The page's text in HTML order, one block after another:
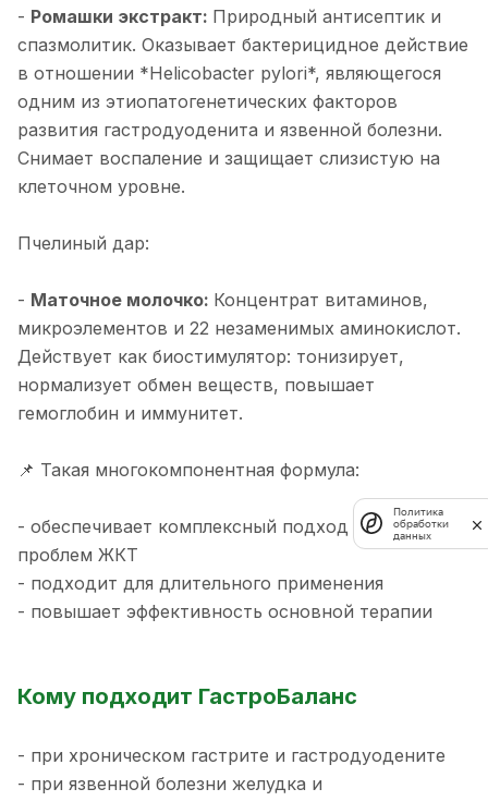
- Ромашки экстракт: Природный антисептик и
спазмолитик. Оказывает бактерицидное действие
в отношении *Helicobacter pylori*, являющегося
одним из этиопатогенетических факторов
развития гастродуоденита и язвенной болезни.
Снимает воспаление и защищает слизистую на
клеточном уровне.
Пчелиный дар:
- Маточное молочко: Концентрат витаминов,
микроэлементов и 22 незаменимых аминокислот.
Действует как биостимулятор: тонизирует,
нормализует обмен веществ, повышает
гемоглобин и иммунитет.
📌 Такая многокомпонентная формула:
- обеспечивает комплексный подход к лечению
проблем ЖКТ
- подходит для длительного применения
- повышает эффективность основной терапии
Кому подходит ГастроБаланс
- при хроническом гастрите и гастродуодените
- при язвенной болезни желудка и
Политика
обработки
данных